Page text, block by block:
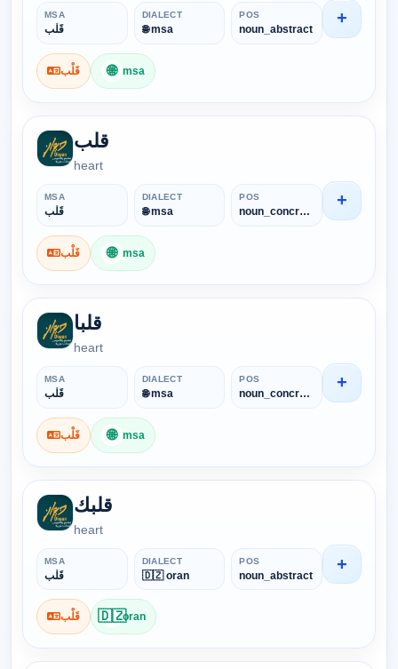
MSA
قَلْب
DIALECT
🌐 msa
POS
noun_abstract
قَلْب 🌐 msa
+
قلب
heart
MSA
قَلْب
DIALECT
🌐 msa
POS
noun_concrete
قَلْب 🌐 msa
+
قلبا
heart
MSA
قَلْب
DIALECT
🌐 msa
POS
noun_concrete
قَلْب 🌐 msa
+
قلبك
heart
MSA
قَلْب
DIALECT
🇩🇿 oran
POS
noun_abstract
قَلْب 🇩🇿oran
+